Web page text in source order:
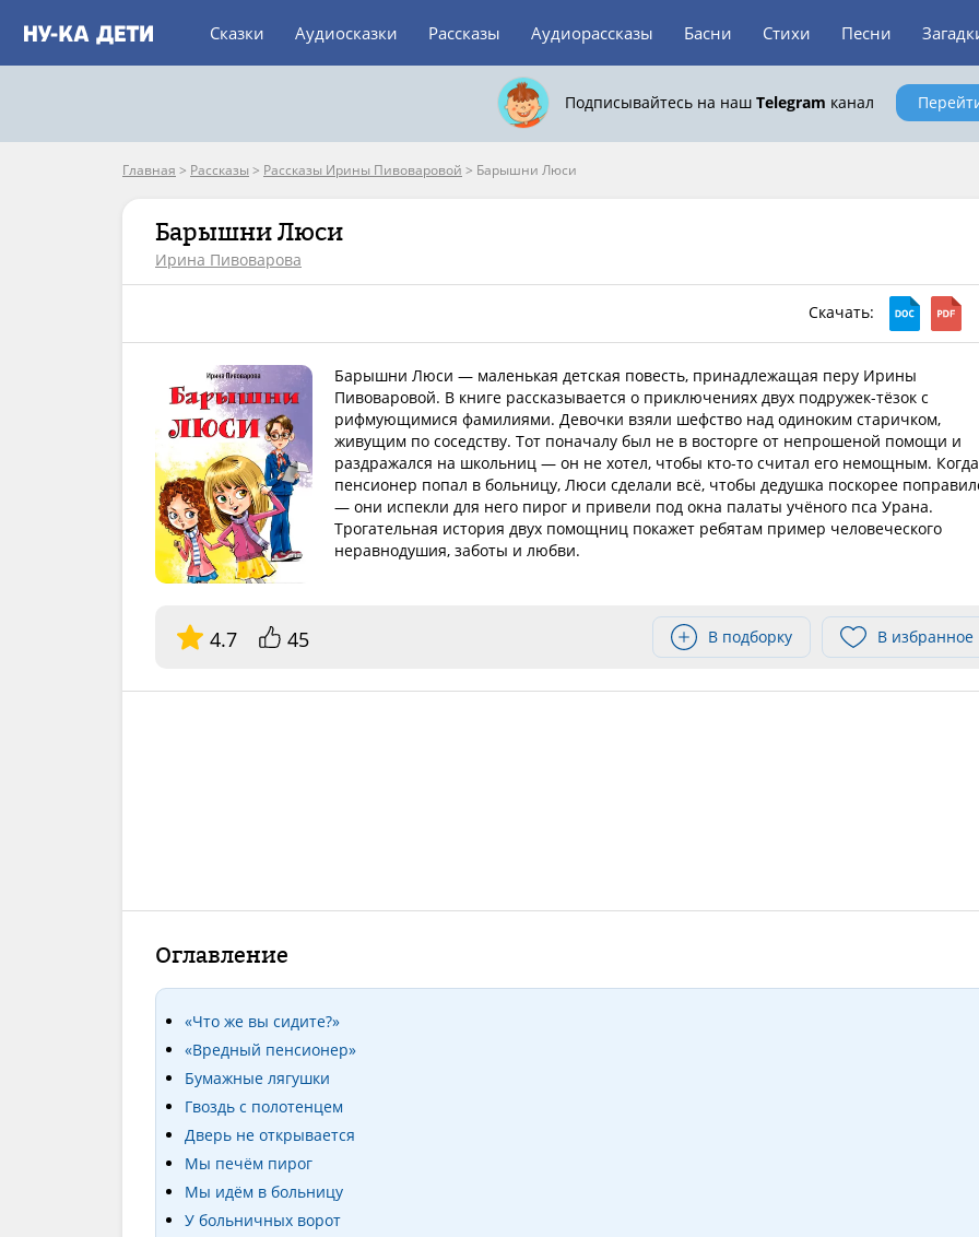
Сказки Аудиосказки Рассказы Аудиорассказы Басни Стихи Песни
Подписывайтесь на наш Telegram канал
Главная > Рассказы > Рассказы Ирины Пивоваровой > Барышни Люси
Барышни Люси
Ирина Пивоварова
Скачать:
Барышни Люси — маленькая детская повесть, принадлежащая перу Ирины
Пивоваровой. В книге рассказывается о приключениях двух подружек-тёзок с
рифмующимися фамилиями. Девочки взяли шефство над одиноким старичком,
живущим по соседству. Тот поначалу был не в восторге от непрошеной помощи и
раздражался на школьниц — он не хотел, чтобы кто-то считал его немощным. Когда
пенсионер попал в больницу, Люси сделали всё, чтобы дедушка поскорее
— они испекли для него пирог и привели под окна палаты учёного пса Урана.
Трогательная история двух помощниц покажет ребятам пример человеческого
неравнодушия, заботы и любви.
4.7 45 В подборку В избранное
Оглавление
«Что же вы сидите?»
«Вредный пенсионер»
Бумажные лягушки
Гвоздь с полотенцем
Дверь не открывается
Мы печём пирог
Мы идём в больницу
У больничных ворот